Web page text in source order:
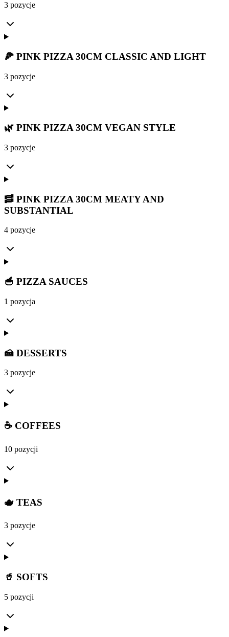
3 pozycje
🍕 PINK PIZZA 30CM CLASSIC AND LIGHT
3 pozycje
🌿 PINK PIZZA 30CM VEGAN STYLE
3 pozycje
🥓 PINK PIZZA 30CM MEATY AND
SUBSTANTIAL
4 pozycje
🥣 PIZZA SAUCES
1 pozycja
🍰 DESSERTS
3 pozycje
☕ COFFEES
10 pozycji
🫖 TEAS
3 pozycje
🥤 SOFTS
5 pozycji